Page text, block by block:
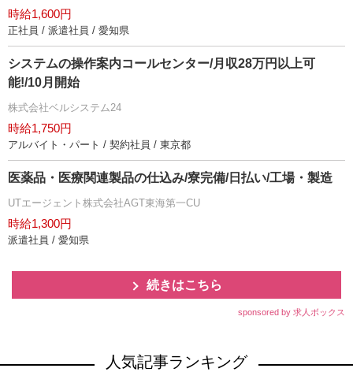
時給1,600円
正社員 / 派遣社員 / 愛知県
システムの操作案内コールセンター/月収28万円以上可
能!/10月開始
株式会社ベルシステム24
時給1,750円
アルバイト・パート / 契約社員 / 東京都
医薬品・医療関連製品の仕込み/寮完備/日払い/工場・製造
UTエージェント株式会社AGT東海第一CU
時給1,300円
派遣社員 / 愛知県
続きはこちら
sponsored by 求人ボックス
人気記事ランキング